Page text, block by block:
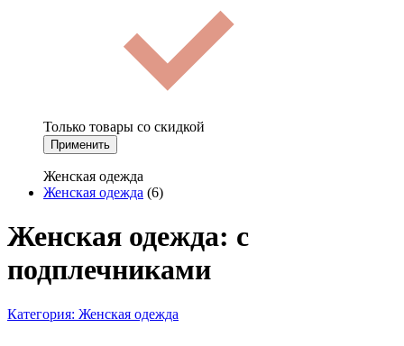
Только товары со скидкой
Применить
Женская одежда
Женская одежда (6)
Женская одежда: с
подплечниками
Категория: Женская одежда